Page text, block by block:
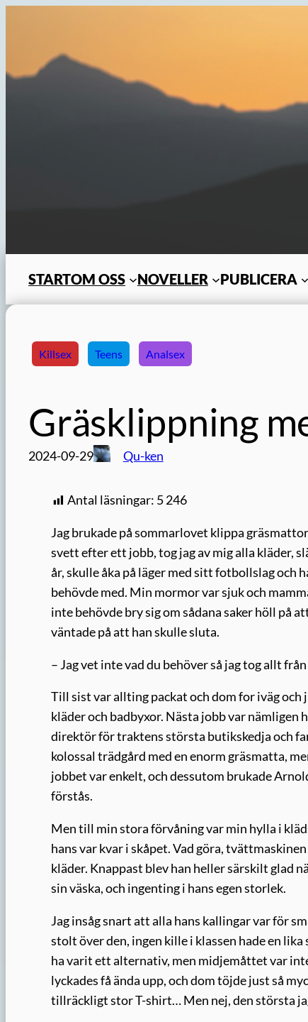
STARTOM OSS NOVELLER PUBLICERA
Killsex Teens Analsex
Gräsklippning
2024-09-29 Qu-ken
Antal läsningar: 5 246
Jag brukade på sommarlovet klippa
svett efter ett jobb, tog jag av mig alla kläder,
år, skulle åka på läger med sitt fotbollslag och
behövde med. Min mormor var sjuk och
inte behövde bry sig om sådana saker höll på
väntade på att han skulle sluta.
– Jag vet inte vad du behöver så jag tog allt
Till sist var allting packat och dom for iväg
kläder och badbyxor. Nästa jobb var
direktör för traktens största butikskedja och
kolossal trädgård med en enorm gräsmatta,
jobbet var enkelt, och dessutom brukade
förstås.
Men till min stora förvåning var min hylla i
hans var kvar i skåpet. Vad göra,
kläder. Knappast blev han heller särskilt glad
sin väska, och ingenting i hans egen storlek.
Jag insåg snart att alla hans kallingar var för
stolt över den, ingen kille i klassen hade en
ha varit ett alternativ, men midjemåttet var
lyckades få ända upp, och dom töjde just så
tillräckligt stor T-shirt… Men nej, den största